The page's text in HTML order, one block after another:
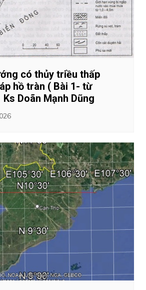
có thủy triều thấp
hồ tràn ( Bài 1- từ
Doãn Mạnh Dũng